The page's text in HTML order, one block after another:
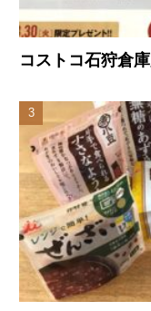
コストコ石狩倉